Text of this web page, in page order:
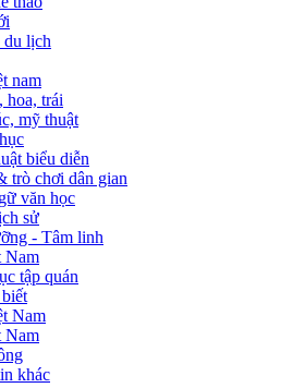
du lịch
nam
hoa, trái
mỹ thuật
biểu diễn
trò chơi dân gian
văn học
sử
- Tâm linh
Nam
tập quán
Nam
Nam
khác